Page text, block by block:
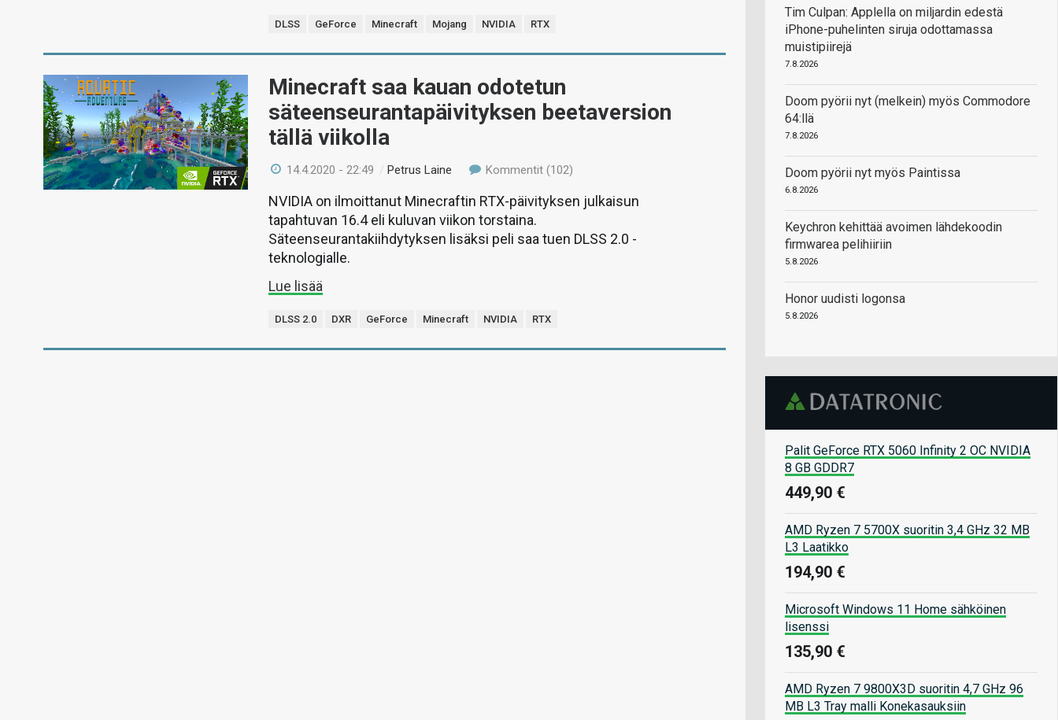
DLSS GeForce Minecraft Mojang NVIDIA RTX
Minecraft saa kauan odotetun
säteenseurantapäivityksen beetaversion
tällä viikolla
14.4.2020 - 22:49 /Petrus Laine Kommentit (102)
NVIDIA on ilmoittanut Minecraftin RTX-päivityksen julkaisun
tapahtuvan 16.4 eli kuluvan viikon torstaina.
Säteenseurantakiihdytyksen lisäksi peli saa tuen DLSS 2.0 -
teknologialle.
Lue lisää
DLSS 2.0 DXR GeForce Minecraft NVIDIA RTX
Tim Culpan: Applella on miljardin edestä
iPhone-puhelinten siruja odottamassa
muistipiirejä
7.8.2026
Doom pyörii nyt (melkein) myös Commodore
64:llä
7.8.2026
Doom pyörii nyt myös Paintissa
6.8.2026
Keychron kehittää avoimen lähdekoodin
firmwarea pelihiiriin
5.8.2026
Honor uudisti logonsa
5.8.2026
Palit GeForce RTX 5060 Infinity 2 OC NVIDIA
8 GB GDDR7
449,90 €
AMD Ryzen 7 5700X suoritin 3,4 GHz 32 MB
L3 Laatikko
194,90 €
Microsoft Windows 11 Home sähköinen
lisenssi
135,90 €
AMD Ryzen 7 9800X3D suoritin 4,7 GHz 96
MB L3 Tray malli Konekasauksiin